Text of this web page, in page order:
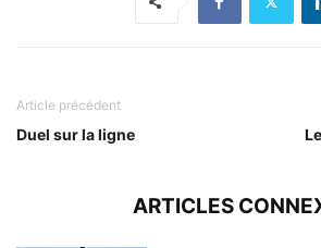
Article précédent
Duel sur la ligne
ARTICLES